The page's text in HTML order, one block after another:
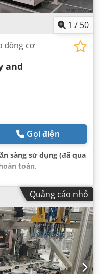
1 / 50
động cơ
and
Gọi điện
sàng sử dụng (đã qua
toàn,
Quảng cáo nhỏ